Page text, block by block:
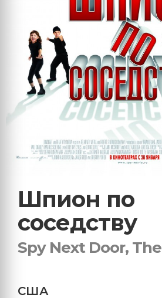
Шпион по
соседству
Spy Next Door, The
США